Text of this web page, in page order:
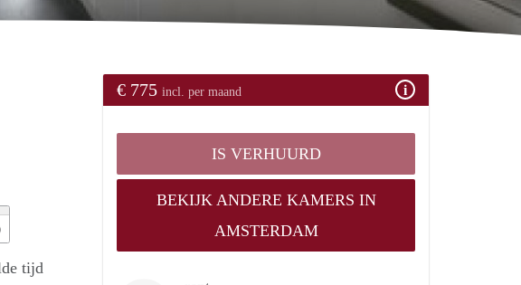
tijd
€ 775 incl. per maand
IS VERHUURD
BEKIJK ANDERE KAMERS IN
AMSTERDAM